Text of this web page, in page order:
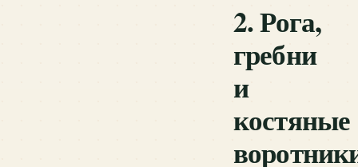
2. Рога,
гребни
и
костяные